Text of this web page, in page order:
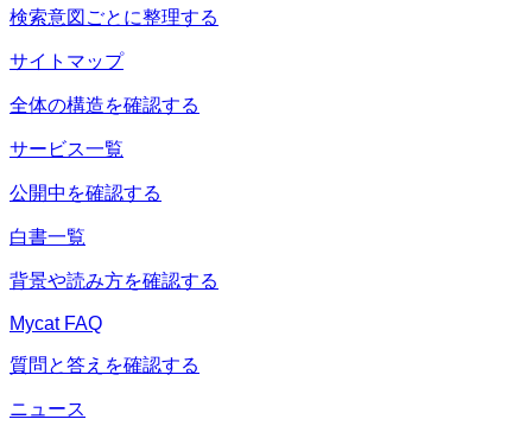
検索意図ごとに整理する
サイトマップ
全体の構造を確認する
サービス一覧
公開中を確認する
白書一覧
背景や読み方を確認する
Mycat FAQ
質問と答えを確認する
ニュース